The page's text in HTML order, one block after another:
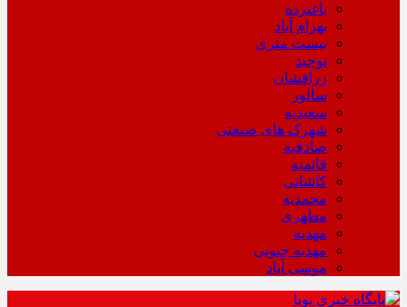
باغنرده
بهرام آباد
بیست متری
توحید
زرافشان
سالور
سعیدیه
شهرک های صنعتی
صادقیه
قائمیه
کاشانی
محمدیه
مطهری
مهدیه
مهدیه جنوبی
موسی آباد